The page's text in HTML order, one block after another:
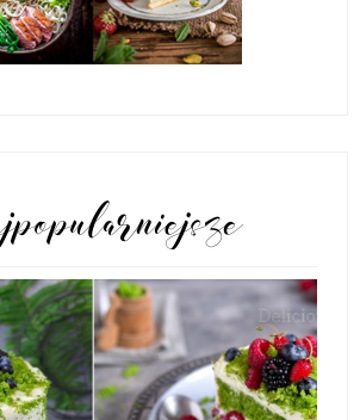
POPULARNE POSTY